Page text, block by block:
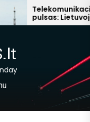
Telekomunikacijų
pulsas: Lietuvoje
mokesčių, Afrikoje